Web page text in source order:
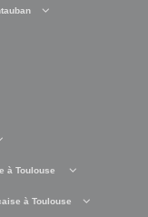
à Toulouse
à Toulouse